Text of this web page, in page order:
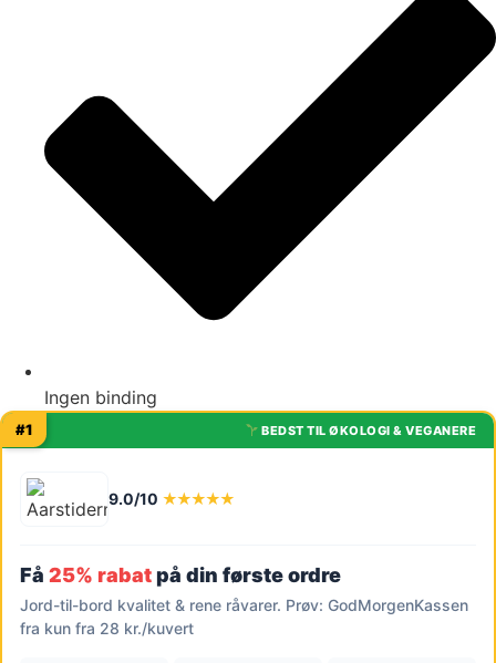
Ingen binding
BEDST TIL ØKOLOGI & VEGANERE
#1
9.0/10 ★★★★★
Få 25% rabatpå din første ordre
Jord-til-bord kvalitet & rene råvarer. Prøv: GodMorgenKassen
fra kun fra 28 kr./kuvert